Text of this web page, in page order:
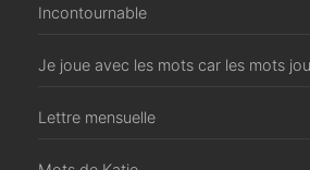
Incontournable
Je joue avec les mots car les mots
Lettre mensuelle